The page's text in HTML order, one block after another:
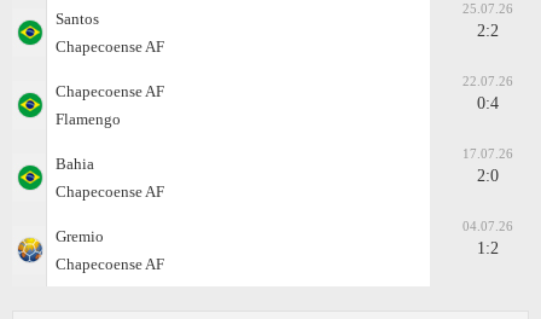
Santos
Chapecoense AF
25.07.26
2:2
Chapecoense AF
Flamengo
22.07.26
0:4
Bahia
Chapecoense AF
17.07.26
2:0
Gremio
Chapecoense AF
04.07.26
1:2